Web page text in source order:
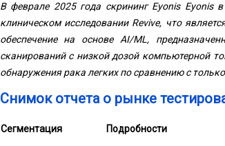
В феврале 2025 года скрининг Eyonis Eyonis
клиническом исследовании Revive, что
обеспечение на основе AI/ML,
сканирований с низкой дозой компьютерной
обнаружения рака легких по сравнению с
Снимок отчета о рынке
Сегментация Подробности